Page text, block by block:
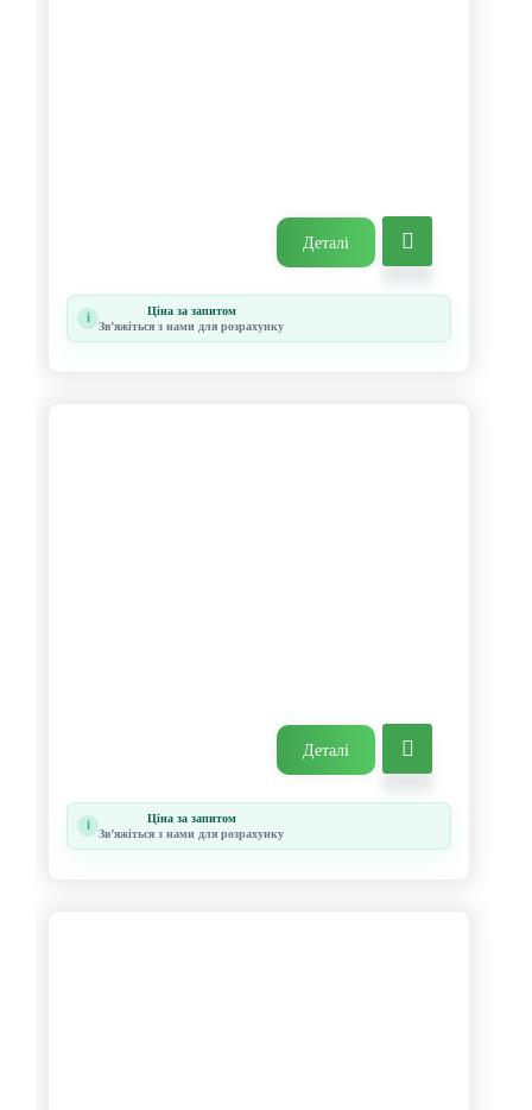
Деталі
i Ціна за запитом
Звʼяжіться з нами для розрахунку
Деталі
i Ціна за запитом
Звʼяжіться з нами для розрахунку